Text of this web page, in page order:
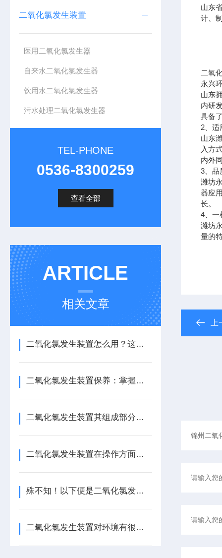
二氧化氯发生装置
医用二氧化氯发生器
自来水二氧化氯发生器
饮用水二氧化氯发生器
污水处理二氧化氯发生器
TEL-PHONE
0536-8300259
查看全部
ARTICLE
相关文章
二氧化氯发生装置怎么用？这份实操指南，让新手也能轻松上手！
二氧化氯发生装置保养：掌握这几招，让设备稳效运行更省心！
二氧化氯发生装置其组成部分通常包括以下几个主要系统或部件
二氧化氯发生装置在操作方面有以下指南！
殊不知！以下便是二氧化氯发生装置的特点所在！
二氧化氯发生装置对环境有很强的保护作用
山东
计、
二氧
永兴
山东
内研
具备
2 、
山东
入方
内外
3 、
潍坊
器应
长。
4 、
潍坊
量的